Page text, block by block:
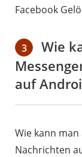
Facebook
3
Wie
auf
Wie kann
Nachrichten